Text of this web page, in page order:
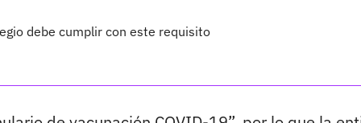
debe cumplir con este requisito